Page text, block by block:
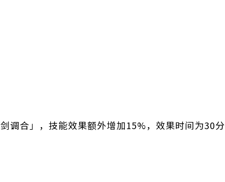
调合」，技能效果额外增加15%，效果时间为30分